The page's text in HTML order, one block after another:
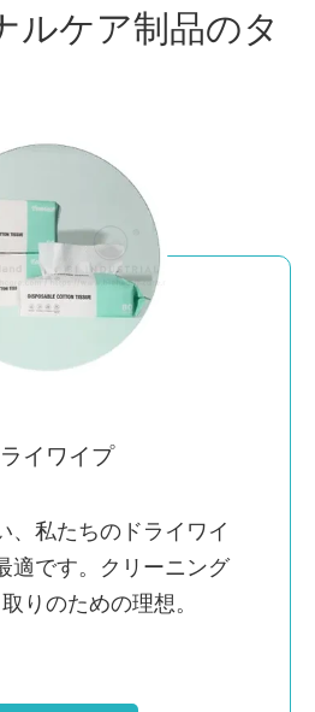
ルケア制品のタ
イワイプ
、私たちのドライワイ
適です。クリーニング
りのための理想。